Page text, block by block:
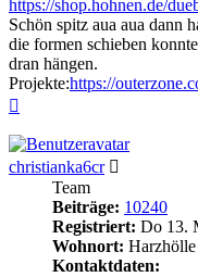
https://shop.hohnen.de/
Schön spitz aua aua dann
die formen schieben
dran hängen.
Projekte:https://
christianka6cr
Team
Beiträge: 10240
Registriert: Do 13.
Wohnort:
Kontaktdaten: